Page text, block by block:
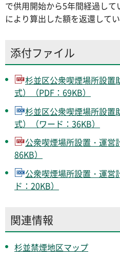
で供用開始から5年間経過し
により算出した額を返還して
添付ファイル
杉並区公衆喫煙場所設置
式）（PDF：69KB）
杉並区公衆喫煙場所設置
式）（ワード：36KB）
公衆喫煙場所設置・運営
86KB）
公衆喫煙場所設置・運営
ド：20KB）
関連情報
杉並禁煙地区マップ